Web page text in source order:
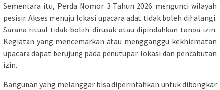
Sementara itu, Perda Nomor 3 Tahun 2026 mengunci wilayah
pesisir. Akses menuju lokasi upacara adat tidak boleh dihalangi.
Sarana ritual tidak boleh dirusak atau dipindahkan tanpa izin.
Kegiatan yang mencemarkan atau mengganggu kekhidmatan
upacara dapat berujung pada penutupan lokasi dan pencabutan
izin.
Bangunan yang melanggar bisa diperintahkan untuk dibongkar